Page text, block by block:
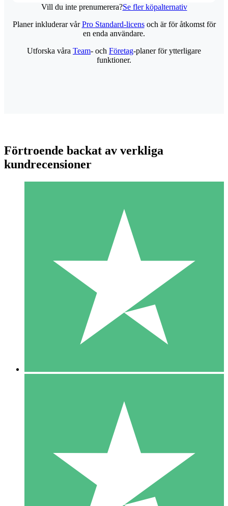
Vill du inte prenumerera?Se fler köpalternativ
Individuella Kreditpaket
Betala per användning med nedladdningskrediter. Inget
1 Nedladdningar
10 00
10 Nedladdningar
20 00
Planer inkluderar vårPro Standard-licensoch är för åtkomst för
en enda användare.
Utforska våra Team- och Företag-planer för ytterligare
funktioner.
Förtroende backat av verkliga
kundrecensioner